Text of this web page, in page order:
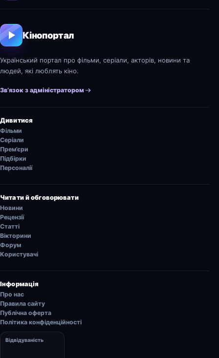
Кінопортал
Український портал про фільми, серіали, акторів, новини та
людей, які люблять кіно.
Зв’язок з адміністратором
Дивитися
Фільми
Серіали
Прем’єри
Підбірки
Персоналії
Читати й обговорювати
Новини
Рецензії
Статті
Вікторини
Форум
Користувачі
Інформація
Про нас
Правила сайту
Публічна оферта
Політика конфіденційності
Відвідуваність